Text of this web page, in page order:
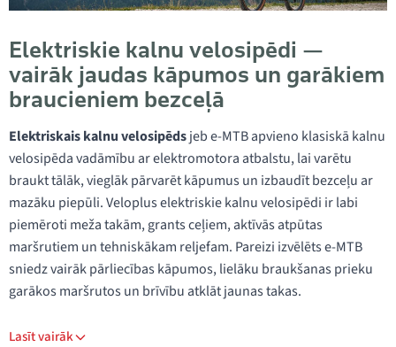
Elektriskie kalnu velosipēdi —
vairāk jaudas kāpumos un garākiem
braucieniem bezceļā
Elektriskais kalnu velosipēdsjeb e-MTB apvieno klasiskā kalnu
velosipēda vadāmību ar elektromotora atbalstu, lai varētu
braukt tālāk, vieglāk pārvarēt kāpumus un izbaudīt bezceļu ar
mazāku piepūli. Veloplus elektriskie kalnu velosipēdi ir labi
piemēroti meža takām, grants ceļiem, aktīvās atpūtas
maršrutiem un tehniskākam reljefam. Pareizi izvēlēts e-MTB
sniedz vairāk pārliecības kāpumos, lielāku braukšanas prieku
garākos maršrutos un brīvību atklāt jaunas takas.
Lasīt vairāk